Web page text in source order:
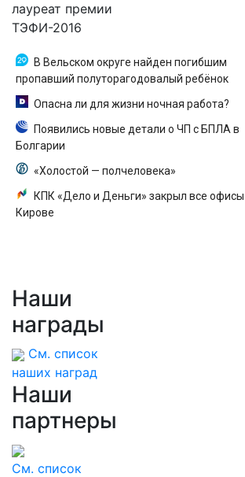
лауреат премии
ТЭФИ-2016
В Вельском округе найден погибшим
пропавший полуторагодовалый ребёнок
Опасна ли для жизни ночная работа?
Появились новые детали о ЧП с БПЛА в
Болгарии
«Холостой — полчеловека»
КПК «Дело и Деньги» закрыл все офисы
Кирове
Наши
награды
См. список
наших наград
Наши
партнеры
См. список